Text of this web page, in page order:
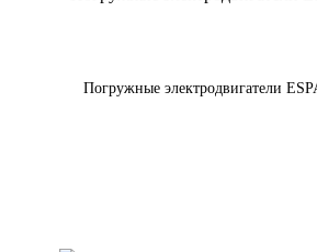
Погружные электродвигатели